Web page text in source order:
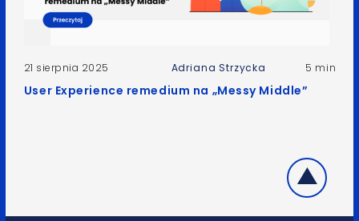
21 sierpnia 2025 Adriana Strzycka 5 min
User Experience remedium na „Messy Middle”